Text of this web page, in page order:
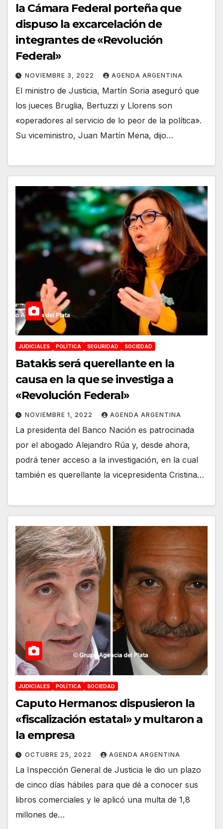
la Cámara Federal porteña que
dispuso la excarcelación de
integrantes de «Revolución
Federal»
NOVIEMBRE 3, 2022 AGENDA ARGENTINA
El ministro de Justicia, Martín Soria aseguró que
los jueces Bruglia, Bertuzzi y Llorens son
«operadores al servicio de lo peor de la política».
Su viceministro, Juan Martín Mena, dijo…
JUDICIALES POLÍTICA SEGURIDAD SOCIEDAD
Batakis será querellante en la
causa en la que se investiga a
«Revolución Federal»
NOVIEMBRE 1, 2022 AGENDA ARGENTINA
La presidenta del Banco Nación es patrocinada
por el abogado Alejandro Rúa y, desde ahora,
podrá tener acceso a la investigación, en la cual
también es querellante la vicepresidenta Cristina…
JUDICIALES POLÍTICA SOCIEDAD
Caputo Hermanos: dispusieron la
«fiscalización estatal» y multaron a
la empresa
OCTUBRE 25, 2022 AGENDA ARGENTINA
La Inspección General de Justicia le dio un plazo
de cinco días hábiles para que dé a conocer sus
libros comerciales y le aplicó una multa de 1,8
millones de…